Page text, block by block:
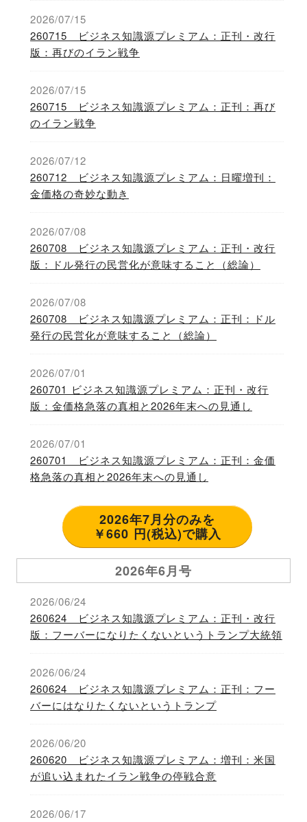
2026/07/15
260715 ビジネス知識源プレミアム：正刊・改行
版：再びのイラン戦争
2026/07/15
260715 ビジネス知識源プレミアム：正刊：再び
のイラン戦争
2026/07/12
260712 ビジネス知識源プレミアム：日曜増刊：
金価格の奇妙な動き
2026/07/08
260708 ビジネス知識源プレミアム：正刊・改行
版：ドル発行の民営化が意味すること（総論）
2026/07/08
260708 ビジネス知識源プレミアム：正刊：ドル
発行の民営化が意味すること（総論）
2026/07/01
260701 ビジネス知識源プレミアム：正刊・改行
版：金価格急落の真相と2026年末への見通し
2026/07/01
260701 ビジネス知識源プレミアム：正刊：金価
格急落の真相と2026年末への見通し
2026年7月分のみを
￥660 円(税込)で購入
2026年6月号
2026/06/24
260624 ビジネス知識源プレミアム：正刊・改行
版：フーバーになりたくないというトランプ大統領
2026/06/24
260624 ビジネス知識源プレミアム：正刊：フー
バーにはなりたくないというトランプ
2026/06/20
260620 ビジネス知識源プレミアム：増刊：米国
が追い込まれたイラン戦争の停戦合意
2026/06/17